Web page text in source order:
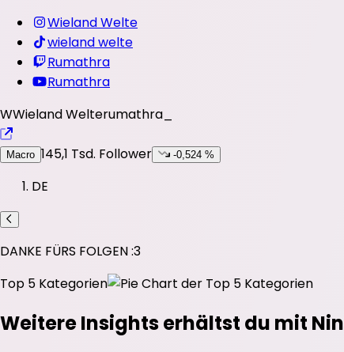
Wieland Welte
wieland welte
Rumathra
Rumathra
WWieland Welterumathra_
Macro 145,1 Tsd. Follower -0,524 %
DE
DANKE FÜRS FOLGEN :3
Top 5 Kategorien
Weitere Insights erhältst du mit